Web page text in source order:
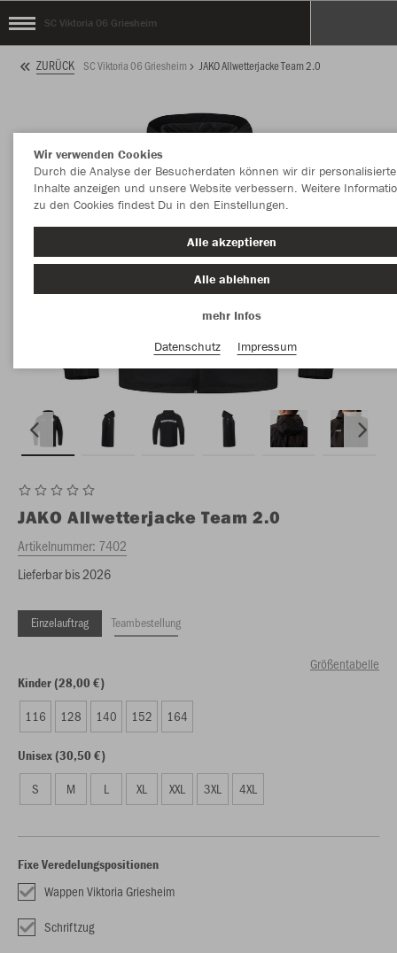
SC Viktoria 06 Griesheim
ZURÜCK SC Viktoria 06 Griesheim JAKO Allwetterjacke Team 2.0
JAKO Allwetterjacke Team 2.0
Artikelnummer: 7402
Lieferbar bis 2026
Einzelauftrag Teambestellung
Größentabelle
Kinder (28,00 €)
116 128 140 152 164
Unisex (30,50 €)
S M L XL XXL 3XL 4XL
Fixe Veredelungspositionen
Wappen Viktoria Griesheim
Schriftzug
Wir verwenden Cookies
Durch die Analyse der Besucherdaten können wir dir personalisierte
Inhalte anzeigen und unsere Website verbessern. Weitere
zu den Cookies findest Du in den Einstellungen.
Alle akzeptieren
Alle ablehnen
mehr Infos
Datenschutz
Impressum